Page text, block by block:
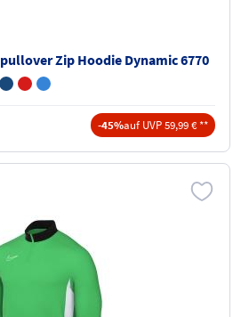
Zip Hoodie Dynamic 6770
-45%auf UVP 59,99 € **